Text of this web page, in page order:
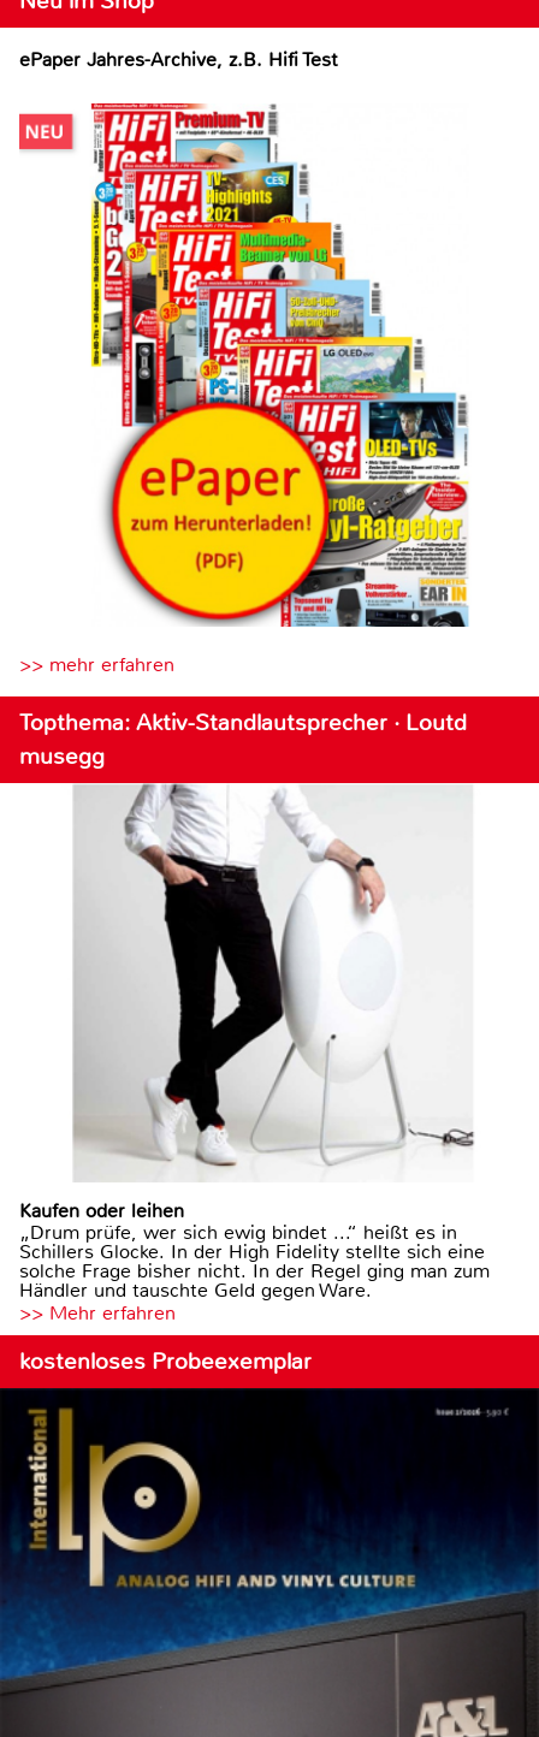
ePaper Jahres-Archive, z.B. Hifi Test
>> mehr erfahren
Topthema: Aktiv-Standlautsprecher · Loutd
musegg
Kaufen oder leihen
„Drum prüfe, wer sich ewig bindet ...“ heißt es in
Schillers Glocke. In der High Fidelity stellte sich eine
solche Frage bisher nicht. In der Regel ging man zum
Händler und tauschte Geld gegen Ware.
>> Mehr erfahren
kostenloses Probeexemplar